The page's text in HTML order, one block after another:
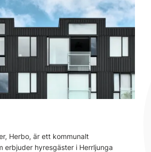
Herbo, är ett kommunalt
erbjuder hyresgäster i Herrljunga